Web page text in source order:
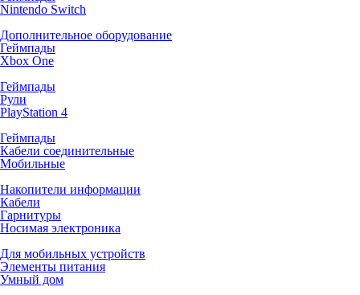
Nintendo Switch
Дополнительное оборудование
Геймпады
Xbox One
Геймпады
Рули
PlayStation 4
Геймпады
Кабели соединительные
Мобильные
Накопители информации
Кабели
Гарнитуры
Носимая электроника
Для мобильных устройств
Элементы питания
Умный дом